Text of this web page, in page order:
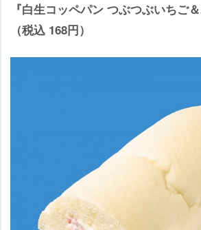
『白生コッペパン つぶつぶいちご
（税込 168円）